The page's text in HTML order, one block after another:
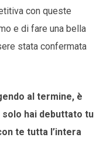
con queste
e di fare una bella
stata confermata
al termine, è
solo hai debuttato tu
te tutta l’intera